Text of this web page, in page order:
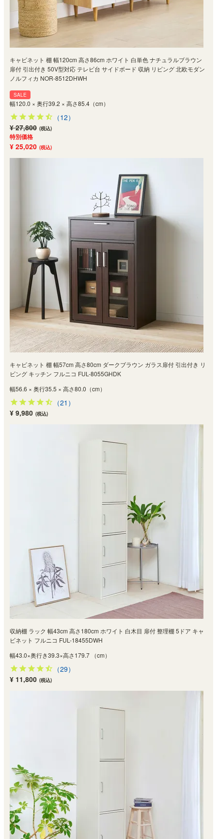
キャビネット 棚 幅120cm 高さ86cm ホワイト 白単色 ナチュラルブラウン
扉付 引出付き 50V型対応 テレビ台 サイドボード 収納 リビング 北欧モダン
ノルフィカ NOR-8512DHWH
SALE
幅120.0 × 奥行39.2 × 高さ85.4（cm）
（12）
¥ 27,800 (税込)
特別価格
¥ 25,020 (税込)
キャビネット 棚 幅57cm 高さ80cm ダークブラウン ガラス扉付 引出付き リ
ビング キッチン フルニコ FUL-8055GHDK
幅56.6 × 奥行35.5 × 高さ80.0（cm）
（21）
¥ 9,980 (税込)
収納棚 ラック 幅43cm 高さ180cm ホワイト 白木目 扉付 整理棚 5ドア キャ
ビネット フルニコ FUL-18455DWH
幅43.0×奥行き39.3×高さ179.7 （cm）
（29）
¥ 11,800 (税込)